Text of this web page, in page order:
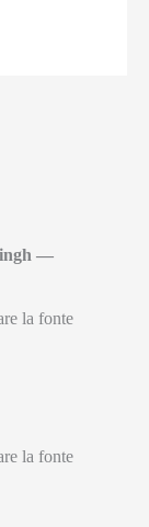
—
la fonte
la fonte